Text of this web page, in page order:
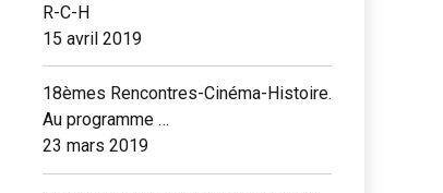
R-C-H
15 avril 2019
18èmes Rencontres-Cinéma-Histoire.
Au programme …
23 mars 2019